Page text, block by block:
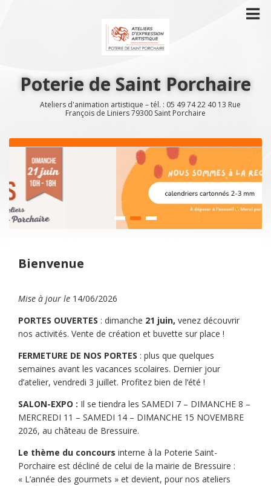
Poterie de Saint Porchaire
Ateliers d'animation artistique – tél. : 05 49 74 22 40 13 Rue
François de Liniers 79300 Saint Porchaire
Bienvenue
Mise à jour le 14/06/2026
PORTES OUVERTES : dimanche 21 juin, venez découvrir
nos activités. Vente de création et buvette sur place !
FERMETURE DE NOS PORTES : plus que quelques
semaines avant les vacances scolaires. Dernier jour
d’atelier, vendredi 3 juillet. Profitez bien de l’été !
SALON-EXPO : Il se tiendra les SAMEDI 7 – DIMANCHE 8 –
MERCREDI 11 – SAMEDI 14 – DIMANCHE 15 NOVEMBRE
2026, au château de Bressuire.
Le thème du concours interne à la Poterie Saint-
Porchaire est décliné de celui de la mairie de Bressuire :
« L’année des gourmets » et devient, pour nos ateliers